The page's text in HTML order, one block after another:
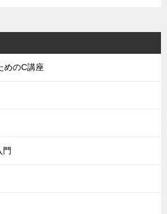
めのC講座
門